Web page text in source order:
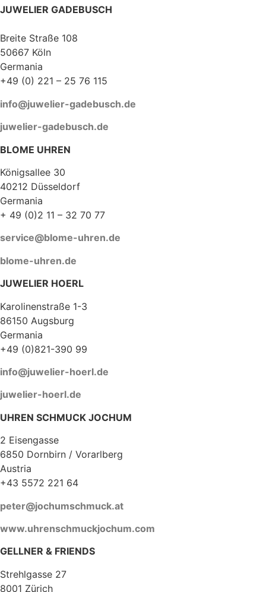
JUWELIER GADEBUSCH
Breite Straße 108
50667 Köln
Germania
+49 (0) 221 – 25 76 115
info@juwelier-gadebusch.de
juwelier-gadebusch.de
BLOME UHREN
Königsallee 30
40212 Düsseldorf
Germania
+ 49 (0)2 11 – 32 70 77
service@blome-uhren.de
blome-uhren.de
JUWELIER HOERL
Karolinenstraße 1-3
86150 Augsburg
Germania
+49 (0)821-390 99
info@juwelier-hoerl.de
juwelier-hoerl.de
UHREN SCHMUCK JOCHUM
2 Eisengasse
6850 Dornbirn / Vorarlberg
Austria
+43 5572 221 64
peter@jochumschmuck.at
www.uhrenschmuckjochum.com
GELLNER & FRIENDS
Strehlgasse 27
8001 Zürich